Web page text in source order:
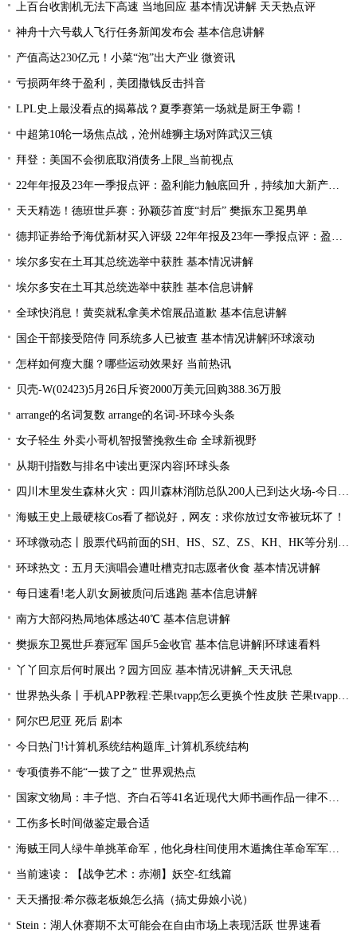
上百台收割机无法下高速 当地回应 基本情况讲解 天天热点评
神舟十六号载人飞行任务新闻发布会 基本信息讲解
产值高达230亿元！小菜“泡”出大产业 微资讯
亏损两年终于盈利，美团撒钱反击抖音
LPL史上最没看点的揭幕战？夏季赛第一场就是厨王争霸！
中超第10轮一场焦点战，沧州雄狮主场对阵武汉三镇
拜登：美国不会彻底取消债务上限_当前视点
22年年报及23年一季报点评：盈利能力触底回升，持续加大新产品研发
天天精选！德班世乒赛：孙颖莎首度“封后” 樊振东卫冕男单
德邦证券给予海优新材买入评级 22年年报及23年一季报点评：盈利能力触底回升 持续加大新产品研发
埃尔多安在土耳其总统选举中获胜 基本情况讲解
埃尔多安在土耳其总统选举中获胜 基本信息讲解
全球快消息！黄奕就私拿美术馆展品道歉 基本信息讲解
国企干部接受陪侍 同系统多人已被查 基本情况讲解|环球滚动
怎样如何瘦大腿？哪些运动效果好 当前热讯
贝壳-W(02423)5月26日斥资2000万美元回购388.36万股
arrange的名词复数 arrange的名词-环球今头条
女子轻生 外卖小哥机智报警挽救生命 全球新视野
从期刊指数与排名中读出更深内容|环球头条
四川木里发生森林火灾：四川森林消防总队200人已到达火场-今日关注
海贼王史上最硬核Cos看了都说好，网友：求你放过女帝被玩坏了！
环球微动态丨股票代码前面的SH、HS、SZ、ZS、KH、HK等分别是什么意思？
环球热文：五月天演唱会遭吐槽克扣志愿者伙食 基本情况讲解
每日速看!老人趴女厕被质问后逃跑 基本信息讲解
南方大部闷热局地体感达40℃ 基本信息讲解
樊振东卫冕世乒赛冠军 国乒5金收官 基本信息讲解|环球速看料
丫丫回京后何时展出？园方回应 基本情况讲解_天天讯息
世界热头条丨手机APP教程:芒果tvapp怎么更换个性皮肤 芒果tvapp更换个性皮肤的方法
阿尔巴尼亚 死后 剧本
今日热门!计算机系统结构题库_计算机系统结构
专项债券不能“一拨了之” 世界观热点
国家文物局：丰子恺、齐白石等41名近现代大师书画作品一律不准出境
工伤多长时间做鉴定最合适
海贼王同人绿牛单挑革命军，他化身柱间使用木遁擒住革命军军长！
当前速读：【战争艺术：赤潮】妖空-红线篇
天天播报:希尔薇老板娘怎么搞（搞丈毋娘小说）
Stein：湖人休赛期不太可能会在自由市场上表现活跃 世界速看